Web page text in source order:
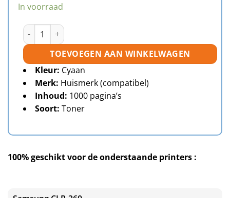
In voorraad
Samsung CLT-C406S toner cyaan huismerk aantal
TOEVOEGEN AAN WINKELWAGEN
Kleur: Cyaan
Merk: Huismerk (compatibel)
Inhoud: 1000 pagina’s
Soort: Toner
100% geschikt voor de onderstaande printers :